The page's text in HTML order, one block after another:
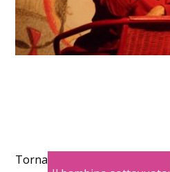
Torna